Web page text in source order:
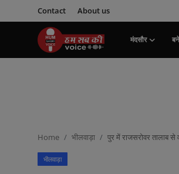
Contact About us
मंदसौर
Home भीलवाड़ा पुर में राजसरोवर तालाब
भीलवाड़ा